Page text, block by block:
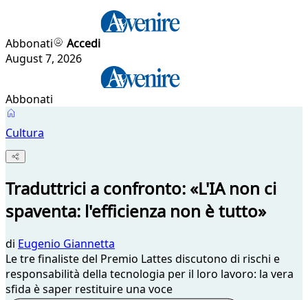
Abbonati
Accedi
August 7, 2026
Abbonati
Cultura
Traduttrici a confronto: «L'IA non ci
spaventa: l'efficienza non è tutto»
di Eugenio Giannetta
Le tre finaliste del Premio Lattes discutono di rischi e
responsabilità della tecnologia per il loro lavoro: la vera
sfida è saper restituire una voce